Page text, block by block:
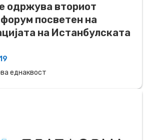
одржува вториот
посветен на
на Истанбулската
еднаквост